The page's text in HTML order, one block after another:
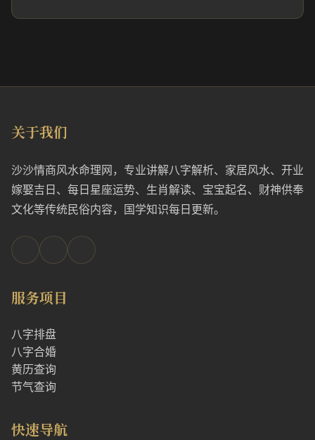
关于我们
沙沙情商风水命理网，专业讲解八字解析、家居风水、开业
嫁娶吉日、每日星座运势、生肖解读、宝宝起名、财神供奉
文化等传统民俗内容，国学知识每日更新。
服务项目
八字排盘
八字合婚
黄历查询
节气查询
快速导航